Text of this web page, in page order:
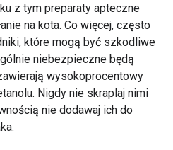
z tym preparaty apteczne
na kota. Co więcej, często
które mogą być szkodliwe
niebezpieczne będą
wysokoprocentowy
Nigdy nie skraplaj nimi
nie dodawaj ich do